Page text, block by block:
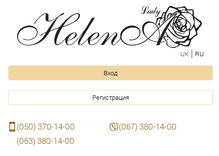
UK RU
Вход
Регистрация
(050) 370-14-00
(067) 380-14-00
(063) 380-14-00